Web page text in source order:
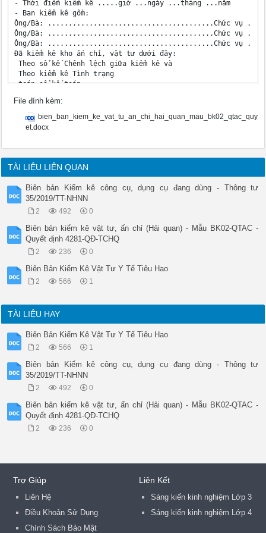
- Thời điểm kiểm kê .....giờ ...ngày ...tháng ...năm
- Ban kiểm kê gồm:
Ông/Bà: ........................................Chức vụ
Ông/Bà: ........................................Chức
Ông/Bà: ........................................Chức
Đã kiểm kê kho ấn chỉ, vật tư dưới đây:
Theo sổ kế Chênh lệch giữa kiểm kê và
Theo kiểm kê Tình trạng
toán sổ kế toán
Đơn
hiệu, quy Mã Đơn Thừa Thiếu
STT vị
lượng lượng Số Số
số số - đến - đến dụng chất trị SD
lượng lượng
số số
A B C D 1 10 11 12 1. Thuyết minh (nếu có):
2. Kiến nghị: .
Thủ trưởng đơn vị Kế toán trưởng/Phụ trách bộ Thủ kho
(Ý kiến giải quyết số chênh phận (Ký, họ tên) (Ký, họ tên)
lệch) (Ký, họ tên)
(Ký, họ tên)
File đính kèm:
bien_ban_kiem_ke_vat_tu_an_chi_hai_quan_mau_bk02_qtac_quy
et.docx
TÀI LIỆU LIÊN QUAN
Biên bản Kiểm kê công cụ, dụng cụ đang dùng - Thông tư
35/2019/TT-NHNN
2 492 0
Biên bản kiểm kê vật tư, ấn chỉ (Hải quan) - Mẫu BK02-QTAC -
Quyết định 4281-QĐ-TCHQ
2 236 0
Biên Bản Kiểm Kê Vật Tư Y Tế Tiêu Hao
2 566 1
TÀI LIỆU HAY
Biên Bản Kiểm Kê Vật Tư Y Tế Tiêu Hao
2 566 1
Biên bản Kiểm kê công cụ, dụng cụ đang dùng - Thông tư
35/2019/TT-NHNN
2 492 0
Biên bản kiểm kê vật tư, ấn chỉ (Hải quan) - Mẫu BK02-QTAC -
Quyết định 4281-QĐ-TCHQ
2 236 0
Trợ Giúp
Liên Hệ
Điều Khoản Sử Dụng
Chính Sách Bảo Mật
Liên Kết
Sáng kiến kinh nghiệm Lớp 3
Sáng kiến kinh nghiệm Lớp 4